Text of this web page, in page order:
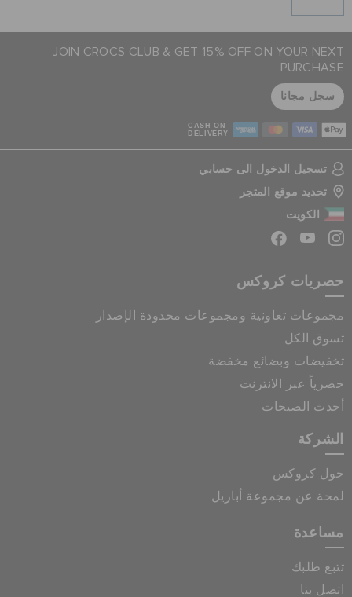
JOIN CROCS CLUB & GET 15% OFF ON YOUR NEXT
PURCHASE
سجل مجانا
CASH ON
DELIVERY
تسجيل الدخول الى حسابي
تحديد موقع المتجر
الكويت
حصريات كروكس
مجموعات تعاونية ومجموعات محدودة الإصدار
تسوق الكل
تخفيضات وبضائع مخفضة
حصرياً عبر الانترنت
أحدث الصيحات
الشركة
حول كروكس
لمحة عن مجموعة أباريل
مساعدة
تتبع طلبك
اتصل بنا